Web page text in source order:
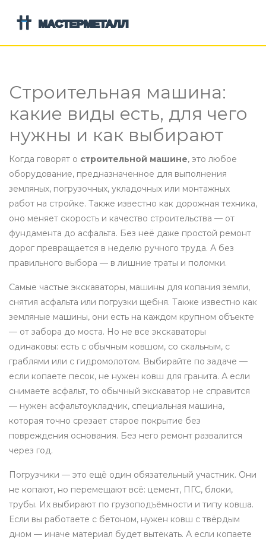
Строительная машина:
какие виды есть, для чего
нужны и как выбирают
Когда говорят о строительной машине, это любое
оборудование, предназначенное для выполнения
земляных, погрузочных, укладочных или монтажных
работ на стройке. Также известно как дорожная техника,
оно меняет скорость и качество строительства — от
фундамента до асфальта. Без неё даже простой ремонт
дорог превращается в неделю ручного труда. А без
правильного выбора — в лишние траты и поломки.
Самые частые экскаваторы, машины для копания земли,
снятия асфальта или погрузки щебня. Также известно как
земляные машины, они есть на каждом крупном объекте
— от забора до моста. Но не все экскаваторы
одинаковы: есть с обычным ковшом, со скальным, с
граблями или с гидромолотом. Выбирайте по задаче —
если копаете песок, не нужен ковш для гранита. А если
снимаете асфальт, то обычный экскаватор не справится
— нужен асфальтоукладчик, специальная машина,
которая точно срезает старое покрытие без
повреждения основания. Без него ремонт развалится
через год.
Погрузчики — это ещё один обязательный участник. Они
не копают, но перемещают всё: цемент, ПГС, блоки,
трубы. Их выбирают по грузоподъёмности и типу ковша.
Если вы работаете с бетоном, нужен ковш с твёрдым
дном — иначе материал будет вытекать. А если копаете